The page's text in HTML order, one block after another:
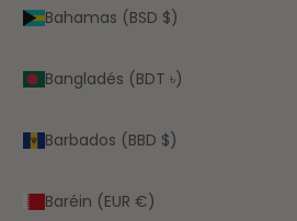
Bahamas (BSD $)
Bangladés (BDT ৳)
Barbados (BBD $)
Baréin (EUR €)